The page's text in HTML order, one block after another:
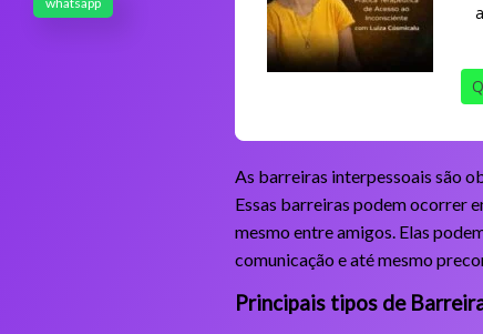
As barreiras interpessoais são
Essas barreiras podem ocorrer
mesmo entre amigos. Elas
comunicação e até mesmo
Principais tipos de